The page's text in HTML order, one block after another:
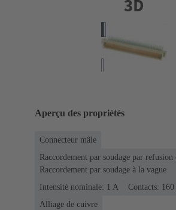
Aperçu des propriétés
Connecteur mâle
Raccordement par soudage par
Raccordement par soudage à la vague
Intensité nominale: ‌1 A
Contacts: 160
Alliage de cuivre